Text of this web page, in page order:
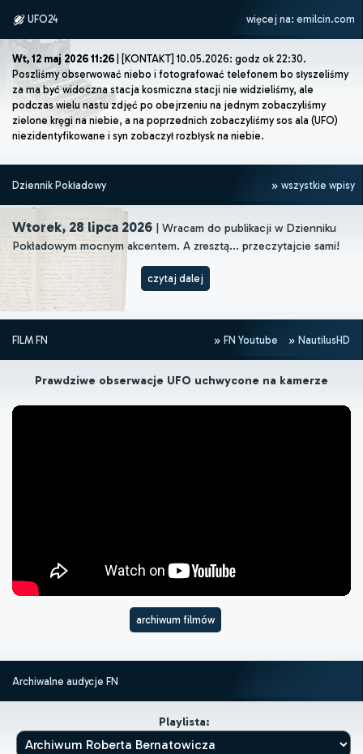
UFO24 więcej na: emilcin.com
Wt, 12 maj 2026 11:26 | [KONTAKT] 10.05.2026: godz ok 22:30.
Poszliśmy obserwować niebo i fotografować telefonem bo słyszeliśmy
za ma być widoczna stacja kosmiczna stacji nie widzieliśmy, ale
podczas wielu nastu zdjęć po obejrzeniu na jednym zobaczyliśmy
zielone kręgi na niebie, a na poprzednich zobaczyliśmy sos ala (UFO)
niezidentyfikowane i syn zobaczył rozbłysk na niebie.
Dziennik Pokładowy wszystkie wpisy
Wtorek, 28 lipca 2026 | Wracam do publikacji w Dzienniku
Pokładowym mocnym akcentem. A zresztą... przeczytajcie sami!
czytaj dalej
FILM FN FN Youtube NautilusHD
Prawdziwe obserwacje UFO uchwycone na kamerze
archiwum filmów
Archiwalne audycje FN
Playlista: